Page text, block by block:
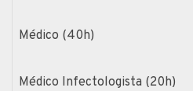
Médico (40h)
Médico Infectologista (20h)